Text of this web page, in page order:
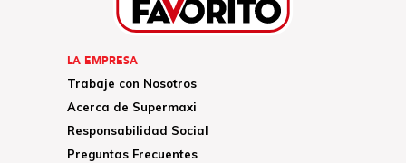
LA EMPRESA
Trabaje con Nosotros
Acerca de Supermaxi
Responsabilidad Social
Preguntas Frecuentes